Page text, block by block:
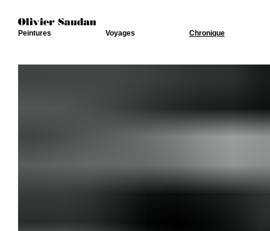
Peintures Voyages Chronique